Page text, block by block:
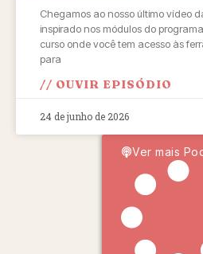
Chegamos ao nosso último vídeo
inspirado nos módulos do
curso onde você tem acesso às
para
// OUVIR EPISÓDIO
24 de junho de 2026
Ver mais